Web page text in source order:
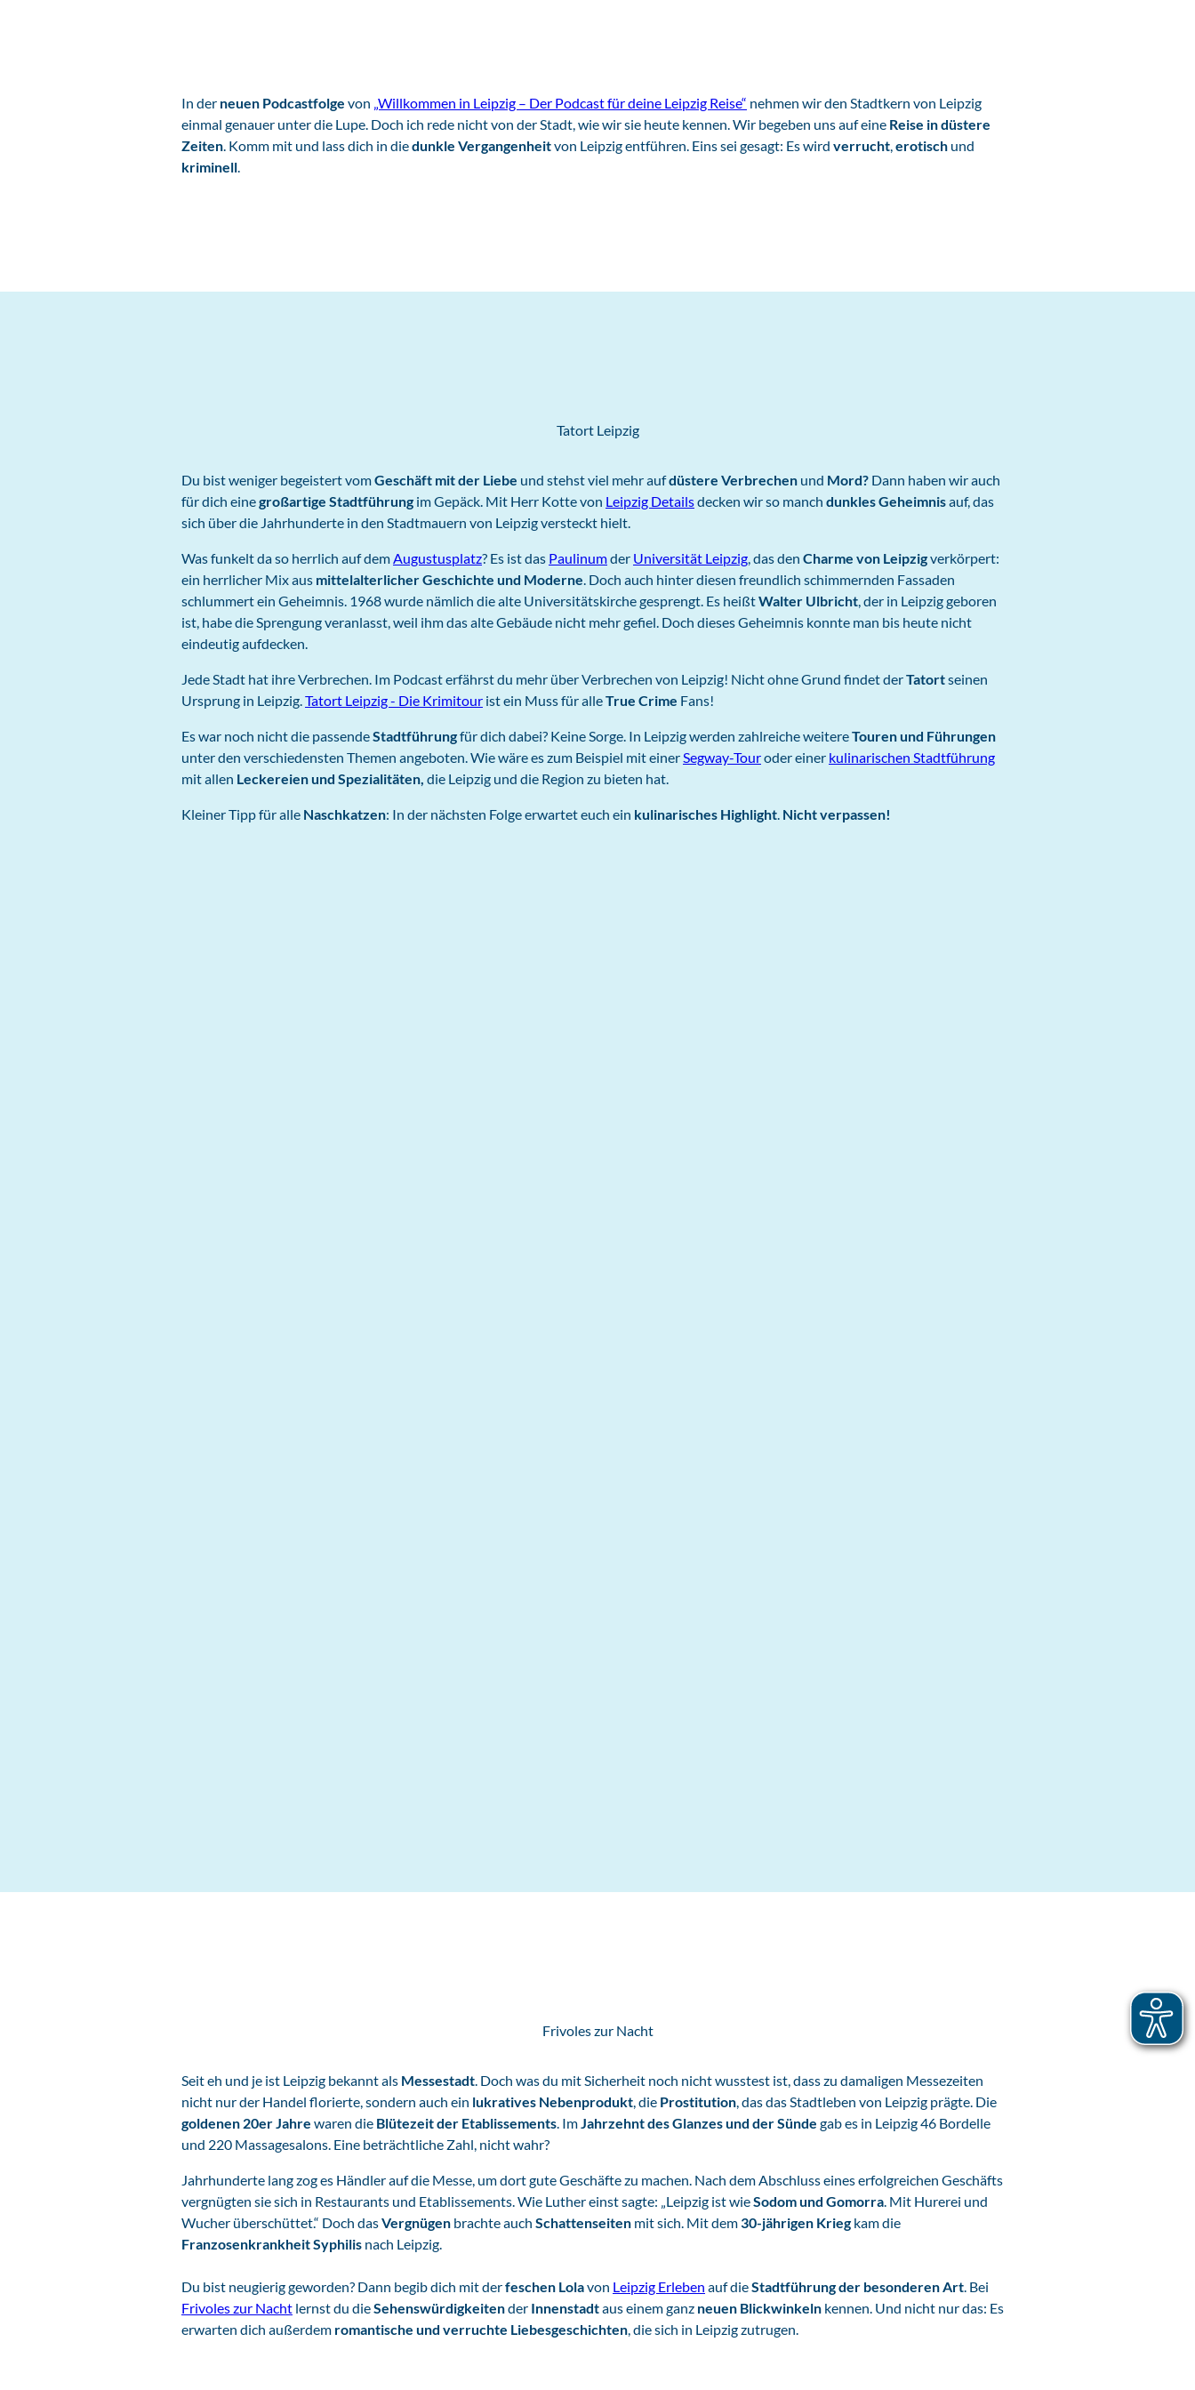
In der neuen Podcastfolge von „Willkommen in Leipzig – Der Podcast für deine Leipzig Reise“ nehmen wir den Stadtkern von Leipzig
einmal genauer unter die Lupe. Doch ich rede nicht von der Stadt, wie wir sie heute kennen. Wir begeben uns auf eine Reise in düstere
Zeiten. Komm mit und lass dich in diedunkle Vergangenheitvon Leipzig entführen. Eins sei gesagt: Es wird verrucht,erotisch und
kriminell.
Tatort Leipzig
Du bist weniger begeistert vomGeschäft mit der Liebe und stehst viel mehr aufdüstere Verbrechen und Mord? Dann haben wir auch
für dich einegroßartige Stadtführung im Gepäck. Mit Herr Kotte von Leipzig Detailsdecken wir so manch dunkles Geheimnisauf, das
sich über die Jahrhunderte in den Stadtmauern von Leipzig versteckt hielt.
Was funkelt da so herrlich auf demAugustusplatz? Es ist das Paulinumder Universität Leipzig, das den Charme von Leipzigverkörpert:
ein herrlicher Mix aus mittelalterlicher Geschichte und Moderne. Doch auch hinter diesen freundlich schimmernden Fassaden
schlummert ein Geheimnis. 1968 wurde nämlich die alte Universitätskirche gesprengt. Es heißtWalter Ulbricht, der in Leipzig geboren
ist, habe die Sprengung veranlasst, weil ihm das alte Gebäude nicht mehr gefiel. Doch dieses Geheimnis konnte man bis heute nicht
eindeutig aufdecken.
Jede Stadt hat ihre Verbrechen. Im Podcast erfährst du mehr über Verbrechen von Leipzig! Nicht ohne Grund findet derTatortseinen
Ursprung in Leipzig.Tatort Leipzig - Die Krimitour ist ein Muss für alleTrue Crime Fans!
Es war noch nicht die passendeStadtführungfür dich dabei? Keine Sorge. In Leipzig werden zahlreiche weitereTouren und Führungen
unter den verschiedensten Themen angeboten. Wie wäre es zum Beispiel mit einerSegway-Touroder einer kulinarischen Stadtführung
mit allen Leckereien und Spezialitäten, die Leipzig und die Region zu bieten hat.
Kleiner Tipp für alle Naschkatzen: In der nächsten Folge erwartet euch ein kulinarisches Highlight. Nicht verpassen!
Frivoles zur Nacht
Seit eh und je ist Leipzig bekannt als Messestadt. Doch was du mit Sicherheit noch nicht wusstest ist, dass zu damaligen Messezeiten
nicht nur der Handel florierte, sondern auch ein lukratives Nebenprodukt, die Prostitution, das das Stadtleben von Leipzig prägte. Die
goldenen 20er Jahre waren die Blütezeit der Etablissements. ImJahrzehnt des Glanzes und der Sünde gab es in Leipzig 46 Bordelle
und 220 Massagesalons. Eine beträchtliche Zahl, nicht wahr?
Jahrhunderte lang zog es Händler auf die Messe, um dort gute Geschäfte zu machen. Nach dem Abschluss eines erfolgreichen Geschäfts
vergnügten sie sich in Restaurants und Etablissements. Wie Luther einst sagte: „Leipzig ist wieSodom und Gomorra. Mit Hurerei und
Wucher überschüttet.“ Doch dasVergnügen brachte auch Schattenseiten mit sich. Mit dem30-jährigen Kriegkam die
Franzosenkrankheit Syphilis nach Leipzig.
Du bist neugierig geworden? Dann begib dich mit derfeschen Lolavon Leipzig Erleben auf dieStadtführung der besonderen Art. Bei
Frivoles zur Nacht lernst du dieSehenswürdigkeitender Innenstadtaus einem ganz neuen Blickwinkeln kennen. Und nicht nur das: Es
erwarten dich außerdem romantische und verruchte Liebesgeschichten, die sich in Leipzig zutrugen.